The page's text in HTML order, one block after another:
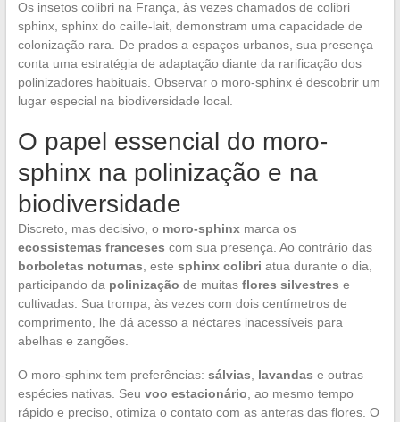
Os insetos colibri na França, às vezes chamados de colibri
sphinx, sphinx do caille-lait, demonstram uma capacidade de
colonização rara. De prados a espaços urbanos, sua presença
conta uma estratégia de adaptação diante da rarificação dos
polinizadores habituais. Observar o moro-sphinx é descobrir um
lugar especial na biodiversidade local.
O papel essencial do moro-
sphinx na polinização e na
biodiversidade
Discreto, mas decisivo, o moro-sphinxmarca os
ecossistemas franceses com sua presença. Ao contrário das
borboletas noturnas , este sphinx colibri atua durante o dia,
participando da polinização de muitas flores silvestres e
cultivadas. Sua trompa, às vezes com dois centímetros de
comprimento, lhe dá acesso a néctares inacessíveis para
abelhas e zangões.
O moro-sphinx tem preferências: sálvias lavandas e outras
espécies nativas. Seu voo estacionário , ao mesmo tempo
rápido e preciso, otimiza o contato com as anteras das flores. O